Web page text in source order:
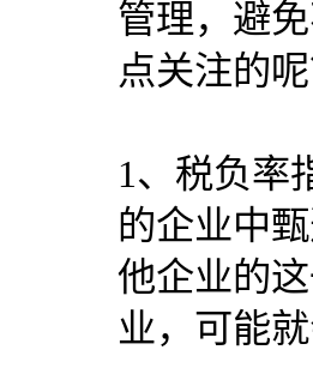
管理，避
点关注的
1、税负率
的企业中
他企业的
业，可能